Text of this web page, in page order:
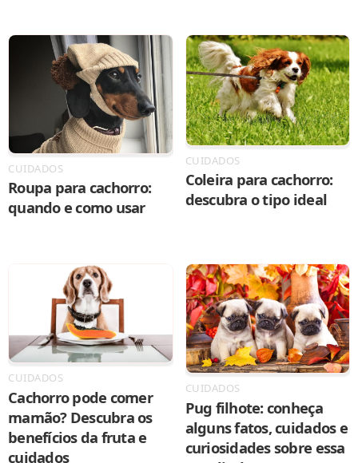
CUIDADOS
Roupa para cachorro:
quando e como usar
CUIDADOS
Coleira para cachorro:
descubra o tipo ideal
CUIDADOS
Cachorro pode comer
mamão? Descubra os
benefícios da fruta e
cuidados
CUIDADOS
Pug filhote: conheça
alguns fatos, cuidados e
curiosidades sobre essa